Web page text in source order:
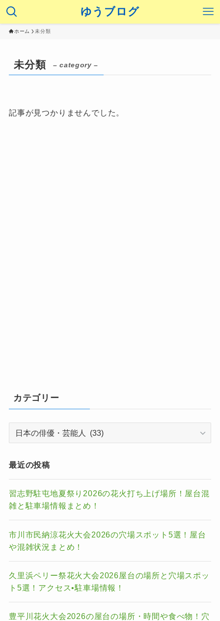
ゆうブログ
ホーム 未分類
未分類 – category –
記事が見つかりませんでした。
カテゴリー
カ
リ
ー
最近の投稿
習志野駐屯地夏祭り2026の花火打ち上げ場所！屋台混
雑と駐車場情報まとめ！
市川市民納涼花火大会2026の穴場スポット5選！屋台
や混雑状況まとめ！
久里浜ペリー祭花火大会2026屋台の場所と穴場スポッ
ト5選！アクセス•駐車場情報！
豊平川花火大会2026の屋台の場所・時間や食べ物！穴